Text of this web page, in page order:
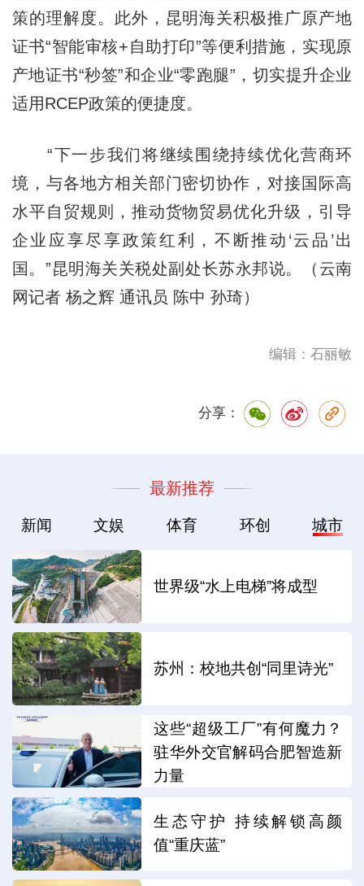
策的理解度。此外，昆明海关积极推广原产地
证书“智能审核+自助打印”等便利措施，实现原
产地证书“秒签”和企业“零跑腿”，切实提升企业
适用RCEP政策的便捷度。
“下一步我们将继续围绕持续优化营商环
境，与各地方相关部门密切协作，对接国际高
水平自贸规则，推动货物贸易优化升级，引导
企业应享尽享政策红利，不断推动‘云品’出
国。”昆明海关关税处副处长苏永邦说。（云南
网记者 杨之辉 通讯员 陈中 孙琦）
编辑：石丽敏
分享：
最新推荐
新闻 文娱 体育 环创 城市
世界级“水上电梯”将成型
苏州：校地共创“同里诗光”
这些“超级工厂”有何魔力？
驻华外交官解码合肥智造新
力量
生态守护 持续解锁高颜
值“重庆蓝”